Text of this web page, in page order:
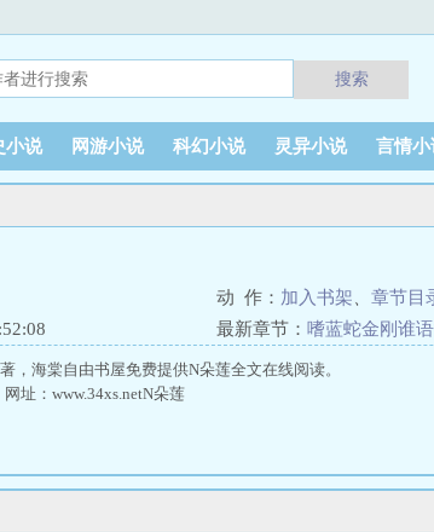
搜索
小说 网游小说 科幻小说 灵异小说 言情小
动 作： 加入书架 章节目
最新章节： 嗜蓝蛇金刚谁
，海棠自由书屋免费提供N朵莲全文在线阅读。
址：www.34xs.netN朵莲